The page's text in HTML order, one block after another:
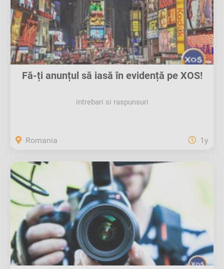
Fă-ți anunțul să iasă în evidență pe XOS!
intrebari si raspunsuri
Romania 1y